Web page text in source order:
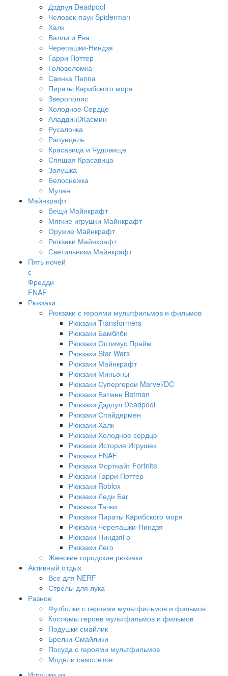
Дэдпул Deadpool
Человек-паук Spiderman
Халк
Валли и Ева
Черепашки-Ниндзя
Гарри Поттер
Головоломка
Свинка Пеппа
Пираты Карибского моря
Зверополис
Холодное Сердце
Аладдин|Жасмин
Русалочка
Рапунцель
Красавица и Чудовище
Спящая Красавица
Золушка
Белоснежка
Мулан
Майнкрафт
Вещи Майнкрафт
Мягкие игрушки Майнкрафт
Оружие Майнкрафт
Рюкзаки Майнкрафт
Светильники Майнкрафт
Пять ночей
с
Фредди
FNAF
Рюкзаки
Рюкзаки с героями мультфильмов и фильмов
Рюкзаки Transformers
Рюкзаки Бамблби
Рюкзаки Оптимус Прайм
Рюкзаки Star Wars
Рюкзаки Майнкрафт
Рюкзаки Миньоны
Рюкзаки Супергерои Marvel/DC
Рюкзаки Бэтмен Batman
Рюкзаки Дэдпул Deadpool
Рюкзаки Спайдермен
Рюкзаки Халк
Рюкзаки Холодное сердце
Рюкзаки История Игрушек
Рюкзаки FNAF
Рюкзаки Фортнайт Fortnite
Рюкзаки Гарри Поттер
Рюкзаки Roblox
Рюкзаки Леди Баг
Рюкзаки Тачки
Рюкзаки Пираты Карибского моря
Рюкзаки Черепашки-Ниндзя
Рюкзаки НиндзяГо
Рюкзаки Лего
Женские городские рюкзаки
Активный отдых
Все для NERF
Стрелы для лука
Разное
Футболки с героями мультфильмов и фильмов
Костюмы героев мультфильмов и фильмов
Подушки смайлик
Брелки-Смайлики
Посуда с героями мультфильмов
Модели самолетов